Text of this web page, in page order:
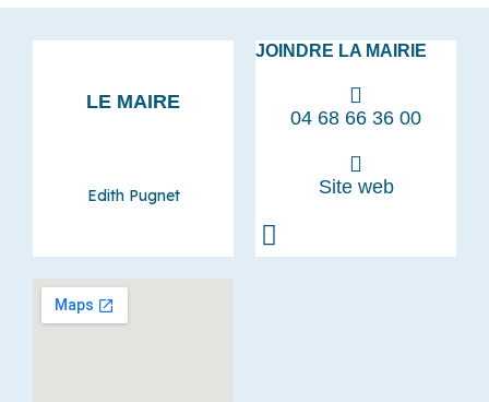
LE MAIRE
Edith Pugnet
JOINDRE LA MAIRIE
04 68 66 36 00
Site web